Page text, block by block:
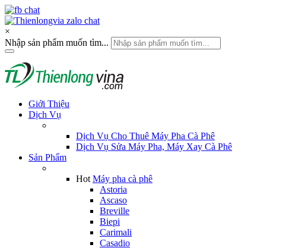
×
Nhập sản phẩm muốn tìm...
Giới Thiệu
Dịch Vụ
Dịch Vụ Cho Thuê Máy Pha Cà Phê
Dịch Vụ Sửa Máy Pha, Máy Xay Cà Phê
Sản Phẩm
Hot Máy pha cà phê
Astoria
Ascaso
Breville
Biepi
Carimali
Casadio